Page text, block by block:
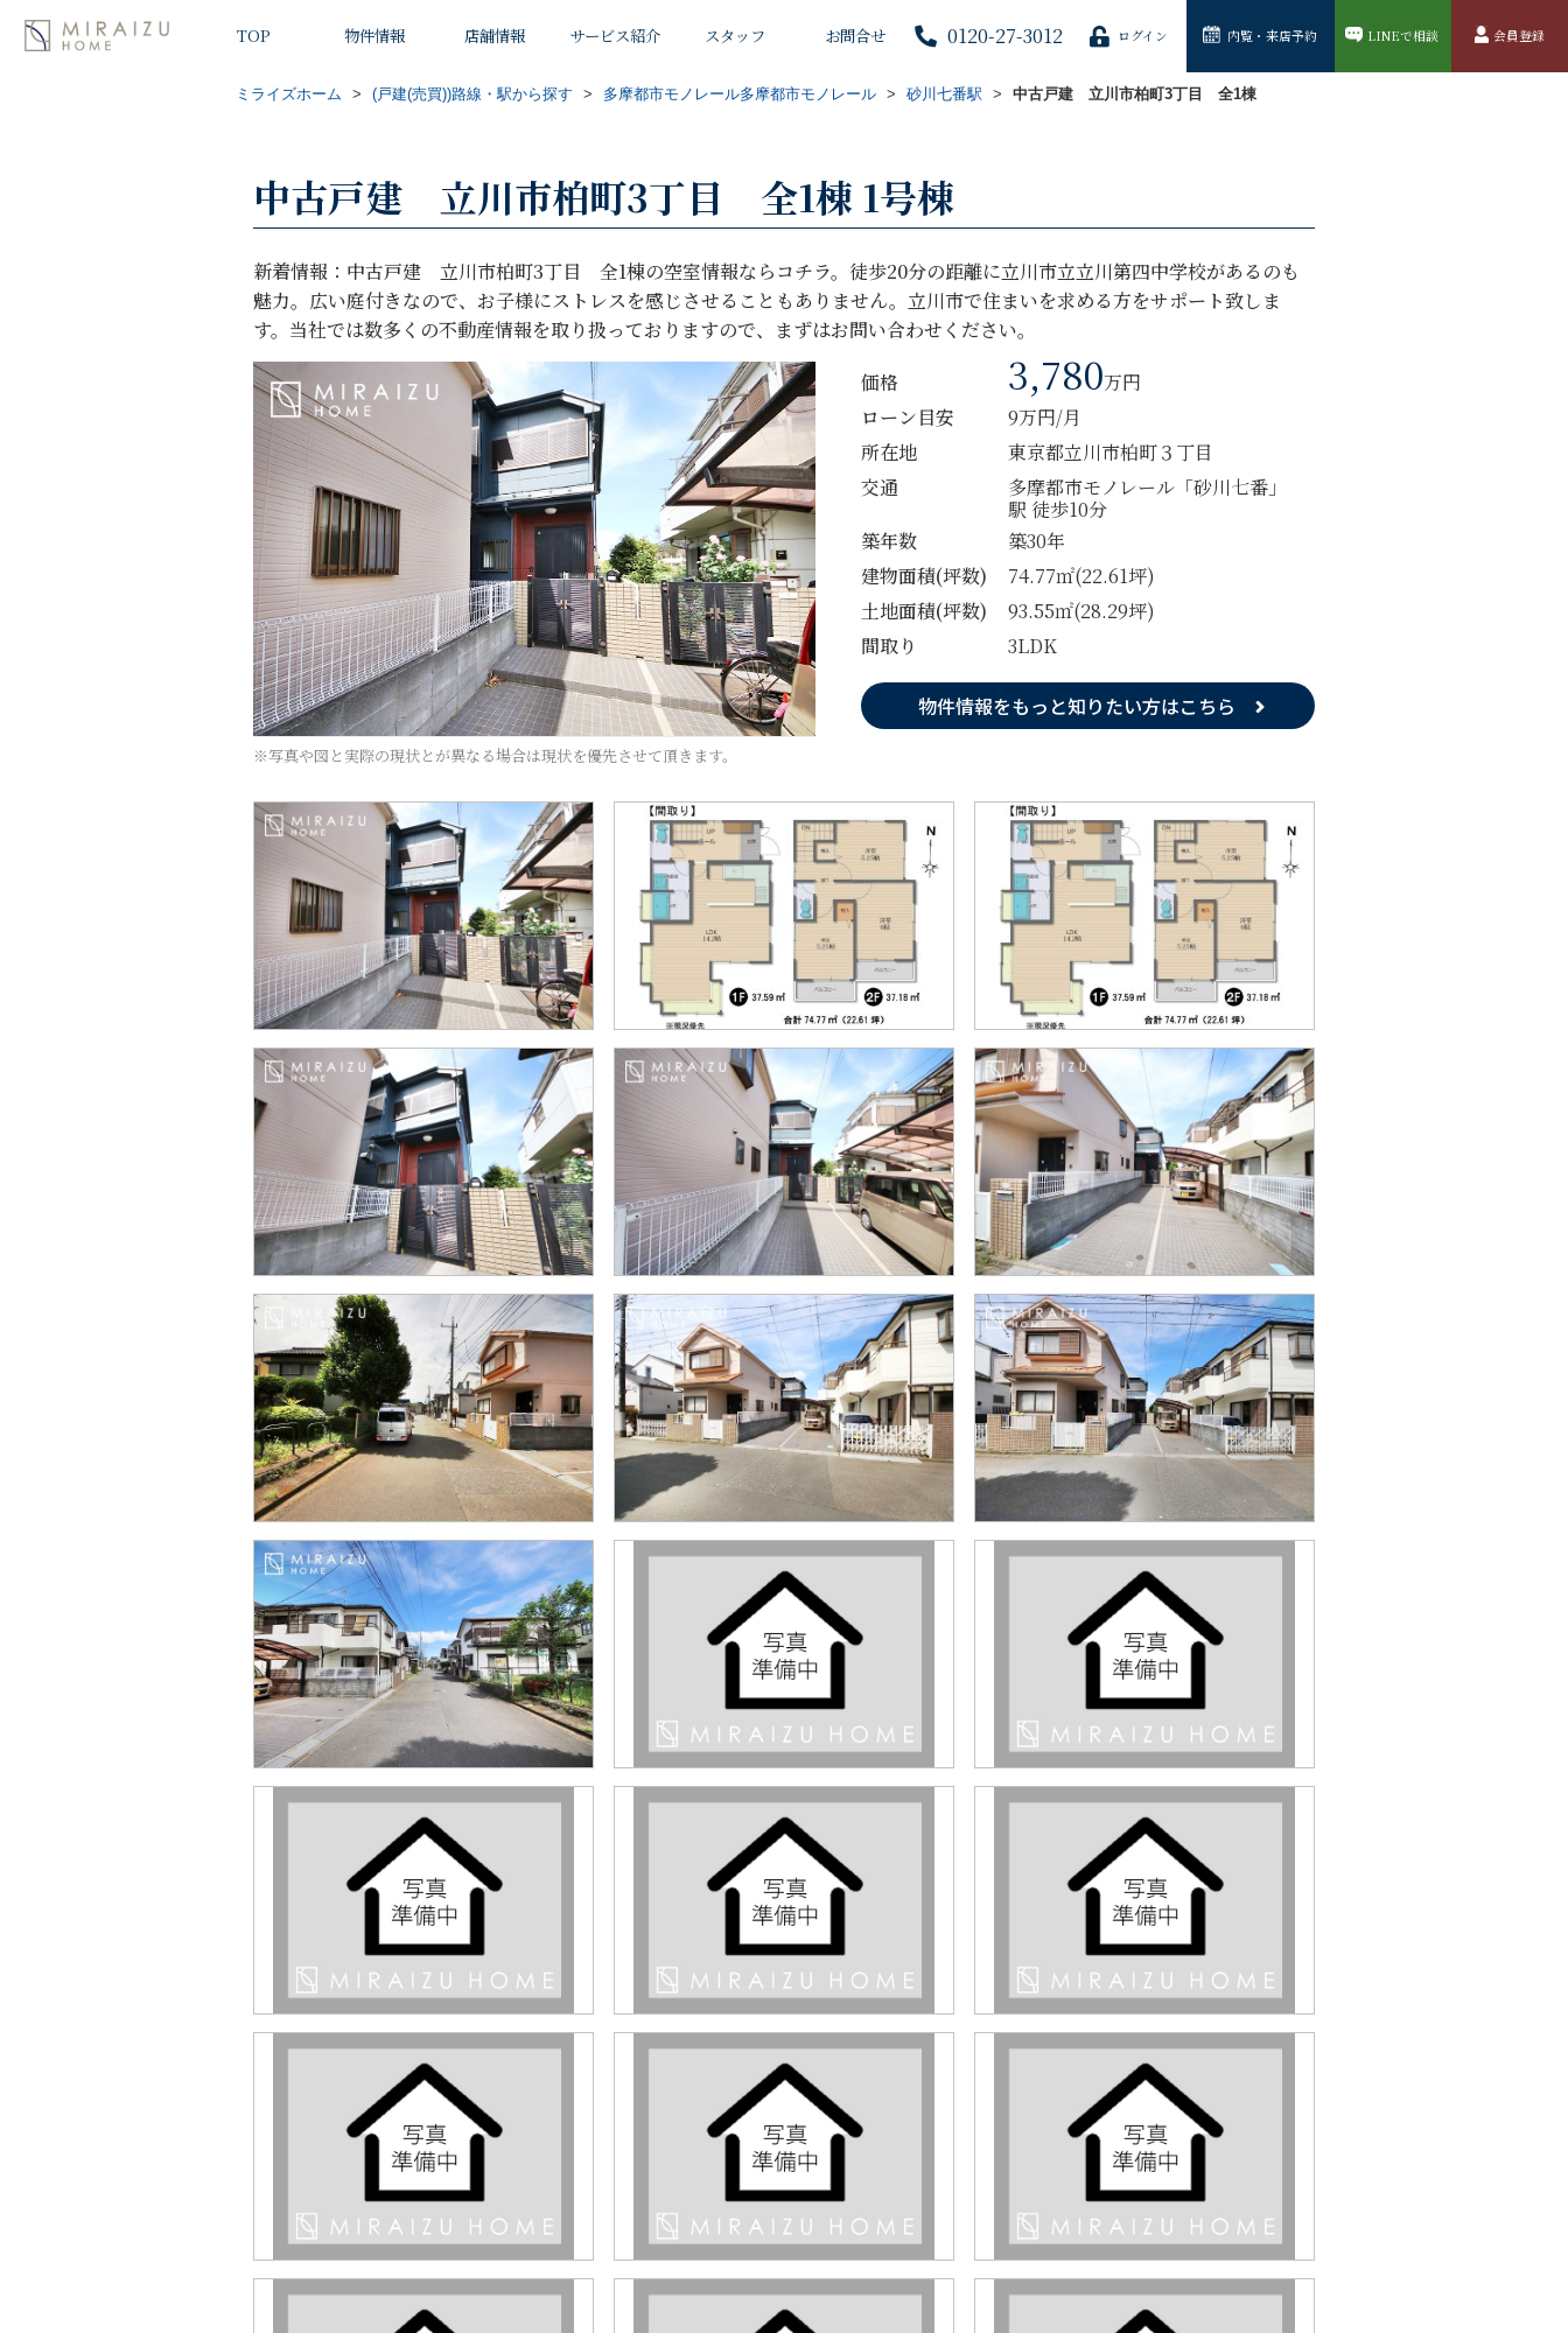
TOP 物件情報 店舗情報 サービス紹介 スタッフ お問合せ 0120-27-3012 ログイン 内覧・来店予約 LINEで相談 会員登録
ミライズホーム > (戸建(売買))路線・駅から探す > 多摩都市モノレール多摩都市モノレール > 砂川七番駅 > 中古戸建 立川市柏町3丁目 全1棟
中古戸建 立川市柏町3丁目 全1棟 1号棟
新着情報：中古戸建 立川市柏町3丁目 全1棟の空室情報ならコチラ。徒歩20分の距離に立川市立立川第四中学校があるのも
魅力。広い庭付きなので、お子様にストレスを感じさせることもありません。立川市で住まいを求める方をサポート致しま
す。当社では数多くの不動産情報を取り扱っておりますので、まずはお問い合わせください。
※写真や図と実際の現状とが異なる場合は現状を優先させて頂きます。
価格 3,780万円
ローン目安
9万円/月
所在地
東京都立川市柏町３丁目
交通
多摩都市モノレール「砂川七番」
駅 徒歩10分
築年数
築30年
建物面積(坪数)
74.77㎡(22.61坪)
土地面積(坪数)
93.55㎡(28.29坪)
間取り
3LDK
物件情報をもっと知りたい方はこちら